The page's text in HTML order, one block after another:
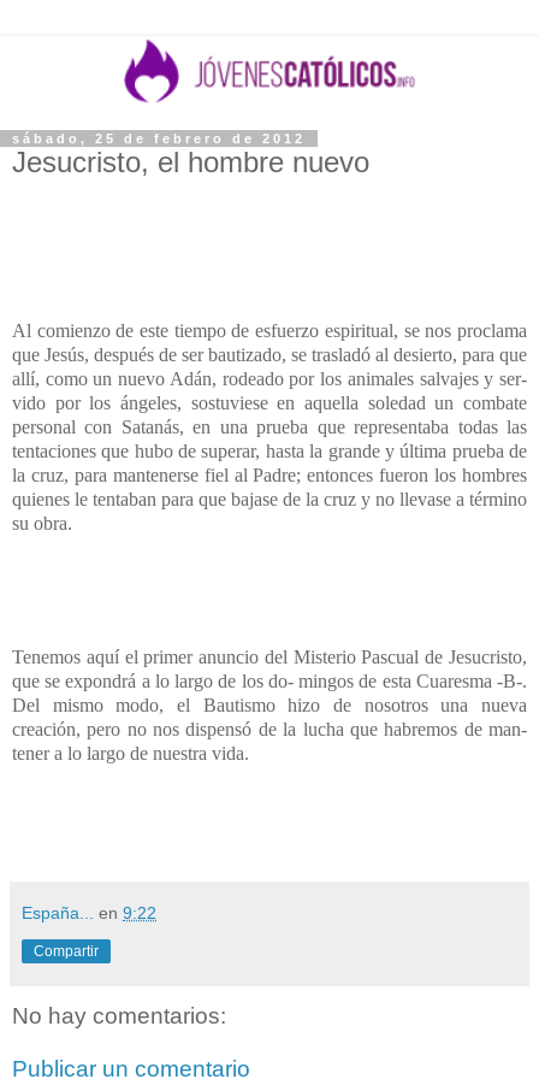
sábado, 25 de febrero de 2012
Jesucristo, el hombre nuevo
Al comienzo de este tiempo de esfuerzo espiritual, se nos proclama
que Jesús, después de ser bautizado, se trasladó al desierto, para que
allí, como un nuevo Adán, rodeado por los animales salvajes y ser-
vido por los ángeles, sostuviese en aquella soledad un combate
personal con Satanás, en una prueba que representaba todas las
tentaciones que hubo de superar, hasta la grande y última prueba de
la cruz, para mantenerse fiel al Padre; entonces fueron loshombres
quienes le tentaban para que bajase de la cruz y no llevase a término
su obra.
Tenemos aquí el primer anuncio del Misterio Pascual de Jesucristo,
que se expondrá a lo largo de los do- mingos de esta Cuaresma -B-.
Del mismo modo, el Bautismo hizo de nosotros una nueva
creación, pero no nos dispensó de la lucha que habremos de man-
tener a lo largo de nuestra vida.
España... en 9:22
Compartir
No hay comentarios:
Publicar un comentario